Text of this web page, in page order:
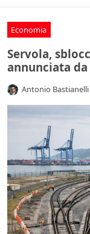
⁠⁠Economia
Servola,
annunciata da
Antonio Bastianelli